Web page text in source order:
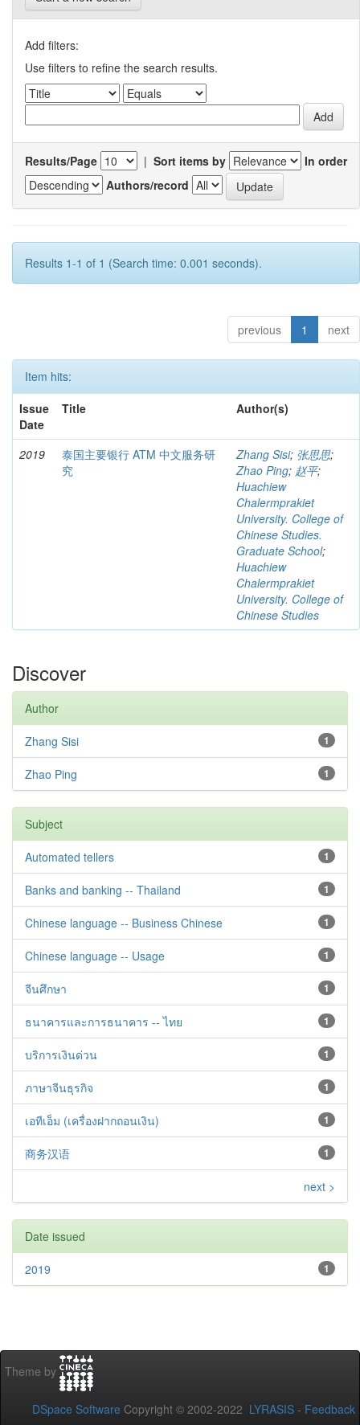
Add filters:
Use filters to refine the search results.
Results/Page | Sort items by
In order
Authors/record
Results 1-1 of 1 (Search time: 0.001 seconds).
previous 1 next
Item hits:
Issue
Date
Title Author(s)
2019
泰国主要银行 ATM 中文服务研
究
Zhang Sisi; 张思思;
Zhao Ping; 赵平;
Huachiew
Chalermprakiet
University. College of
Chinese Studies.
Graduate School;
Huachiew
Chalermprakiet
University. College of
Chinese Studies
Discover
Author
1
Zhang Sisi
1
Zhao Ping
Subject
1
Automated tellers
1
Banks and banking -- Thailand
1
Chinese language -- Business Chinese
1
Chinese language -- Usage
1
จีนศึกษา
1
ธนาคารและการธนาคาร -- ไทย
1
บริการเงินด่วน
1
ภาษาจีนธุรกิจ
1
เอทีเอ็ม (เครื่องฝากถอนเงิน)
1
商务汉语
next >
Date issued
1
2019
Theme by
DSpace Software Copyright © 2002-2022 LYRASIS - Feedback